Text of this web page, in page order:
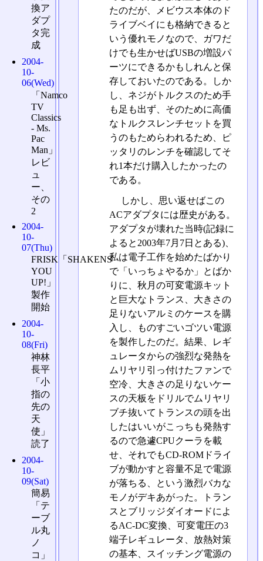
たのだが、メビウス本体のド
ライブベイにも格納できると
いう優れモノなので、ガワだ
けでも生かせばUSBの増設パ
ーツにできるかもしれんと保
存しておいたのである。しか
し、ネジがトルクスのため手
も足も出ず、そのために高価
なトルクスレンチセットを買
うのもためらわれるため、ピ
ッタリのレンチを確認してそ
れ1本だけ購入したかったの
である。
しかし、思い返せばこの
ACアダプタには歴史がある。
アダプタが壊れた当時(記録に
よると2003年7月7日とある)、
私は電子工作を始めたばかり
で「いっちょやるか」とばか
りに、秋月の可変電源キット
と巨大なトランス、大きさの
足りないアルミのケースを購
入し、ものすごいゴツい電源
を製作したのだ。結果、レギ
ュレータからの強烈な発熱を
ムリヤリ引っ付けたファンで
空冷、大きさの足りないケー
スの天板をドリルでムリヤリ
ブチ抜いてトランスの頭を出
したはいいがこっちも発熱す
るので急遽CPUクーラを載
せ、それでもCD-ROMドライ
ブが動かすと容量不足で電源
が落ちる、という激烈バカな
モノがデキあがった。トラン
スとブリッジダイオードによ
るAC-DC変換、可変電圧の3
端子レギュレータ、放熱対策
の基本、スイッチング電源の
換ア
ダプ
タ完
成
2004-
10-
06(Wed)
「Namco
TV
Classics
- Ms.
Pac
Man」
レビ
ュ
ー、
その
2
2004-
10-
07(Thu)
FRISK「SHAKENS
YOU
UP!」
製作
開始
2004-
10-
08(Fri)
神林
長平
「小
指の
先の
天
使」
読了
2004-
10-
09(Sat)
簡易
「テ
ーブ
ル丸
ノ
コ」